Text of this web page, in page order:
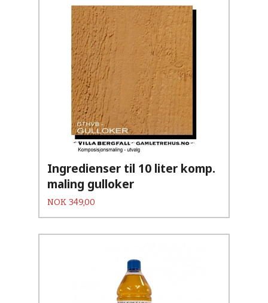
Ingredienser til 10 liter komp.
maling gulloker
Pris
NOK 349,00